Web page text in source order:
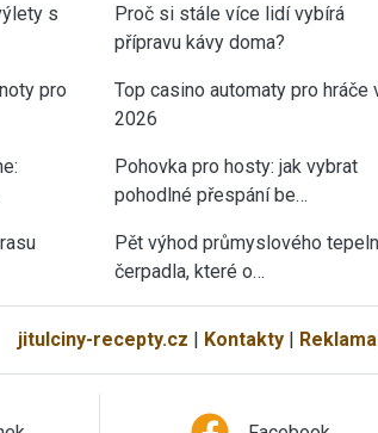
s
pro
Proč si stále více lidí vybírá
přípravu kávy doma?
Top casino automaty pro hráče
2026
Pohovka pro hosty: jak vybrat
pohodlné přespání be…
Pět výhod průmyslového
čerpadla, které o…
jitulciny-recepty.cz | Kontakty| Reklama